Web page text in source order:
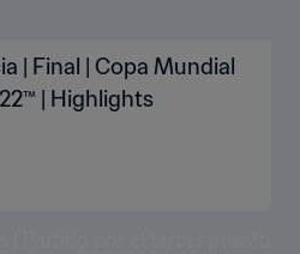
| Final | Copa Mundial
| Highlights